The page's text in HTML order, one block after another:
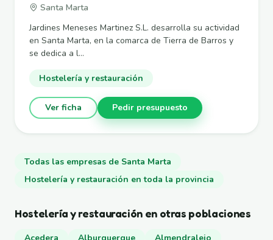
Santa Marta
Jardines Meneses Martinez S.L. desarrolla su actividad
en Santa Marta, en la comarca de Tierra de Barros y
se dedica a l...
Hostelería y restauración
Ver ficha Pedir presupuesto
Todas las empresas de Santa Marta
Hostelería y restauración en toda la provincia
Hostelería y restauración en otras poblaciones
Acedera Alburquerque
Almendralejo